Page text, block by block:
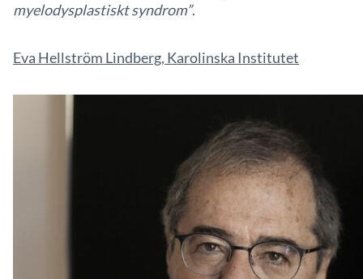
myelodysplastiskt syndrom”.
Eva Hellström Lindberg, Karolinska Institutet